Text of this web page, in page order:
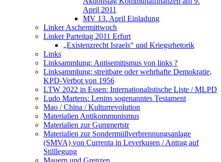
April 2011
MV 13. April Einladung
Linker Aschermittwoch
Linker Parteitag 2011 Erfurt
„Existenzrecht Israels“ und Kriegsrhetorik
Links
Linksammlung: Antisemitismus von links ?
Linksammlung: streitbare oder wehrhafte Demokratie,
KPD-Verbot von 1956
LTW 2022 in Essen: Internationalistische Liste / MLPD
Ludo Martens: Lenins sogenanntes Testament
Mao / China / Kulturrevolution
Materialien Antikommunismus
Materialien zur Gummertstr
Materialien zur Sondermüllverbrennungsanlage
(SMVA) von Currenta in Leverkusen / Antrag auf
Stilllegung
Mauern und Grenzen